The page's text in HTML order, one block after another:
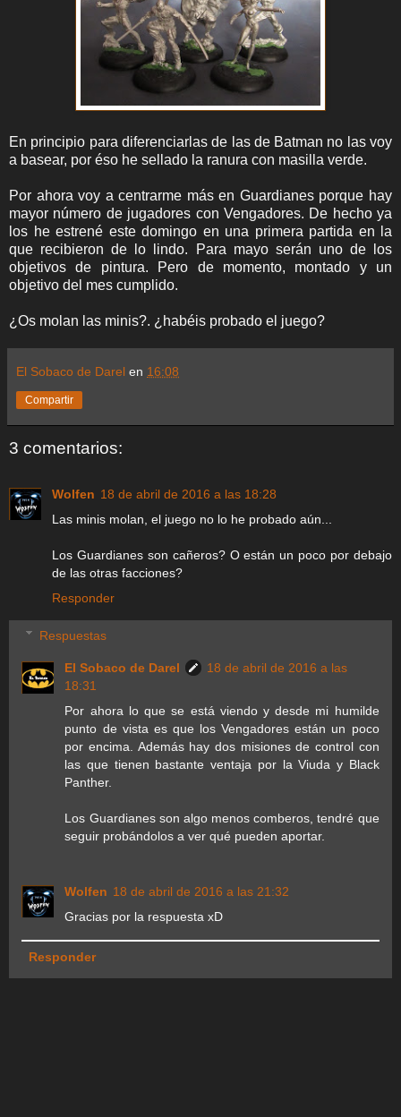
En principio para diferenciarlas de las de Batman no las voy
a basear, por éso he sellado la ranura con masilla verde.
Por ahora voy a centrarme más en Guardianes porque hay
mayor número de jugadores con Vengadores. De hecho ya
los he estrené este domingo en una primera partida en la
que recibieron de lo lindo. Para mayo serán uno de los
objetivos de pintura. Pero de momento, montado y un
objetivo del mes cumplido.
¿Os molan las minis?. ¿habéis probado el juego?
El Sobaco de Darel en 16:08
Compartir
3 comentarios:
Wolfen 18 de abril de 2016 a las 18:28
Las minis molan, el juego no lo he probado aún...
Los Guardianes son cañeros? O están un poco por debajo
de las otras facciones?
Responder
Respuestas
El Sobaco de Darel
18 de abril de 2016 a las
18:31
Por ahora lo que se está viendo y desde mi humilde
punto de vista es que los Vengadores están un poco
por encima. Además hay dos misiones de control con
las que tienen bastante ventaja por la Viuda y Black
Panther.
Los Guardianes son algo menos comberos, tendré que
seguir probándolos a ver qué pueden aportar.
Wolfen 18 de abril de 2016 a las 21:32
Gracias por la respuesta xD
Responder